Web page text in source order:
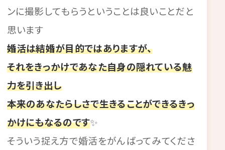
ンに撮影してもらうということは良いことだと
思います
婚活は結婚が目的ではありますが、
それをきっかけであなた自身の隠れている魅
力を引き出し
本来のあなたらしさで生きることができるきっ
かけにもなるのです✨
そういう捉え方で婚活をがんばってみてくださ